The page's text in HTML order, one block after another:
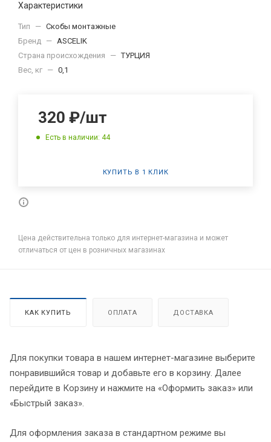
Характеристики
Тип — Скобы монтажные
Бренд — ASCELIK
Страна происхождения
— ТУРЦИЯ
Вес, кг — 0,1
320 ₽/шт
Есть в наличии: 44
КУПИТЬ В 1 КЛИК
Цена действительна только для интернет-магазина и может
отличаться от цен в розничных магазинах
КАК КУПИТЬ ОПЛАТА ДОСТАВКА
Для покупки товара в нашем интернет-магазине выберите
понравившийся товар и добавьте его в корзину. Далее
перейдите в Корзину и нажмите на «Оформить заказ» или
«Быстрый заказ».
Для оформления заказа в стандартном режиме вы